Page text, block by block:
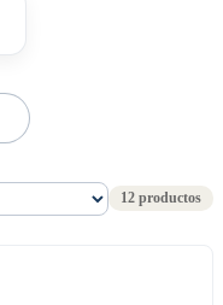
12 productos